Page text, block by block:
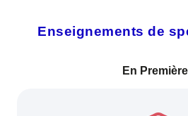
Enseignements de
En